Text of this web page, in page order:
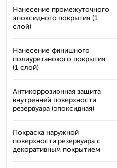
Нанесение промежуточного
эпоксидного покрытия (1
слой)
Нанесение финишного
полиуретанового покрытия
(1 слой)
Антикоррозионная защита
внутренней поверхности
резервуара (эпоксидная)
Покраска наружной
поверхности резервуара с
декоративным покрытием